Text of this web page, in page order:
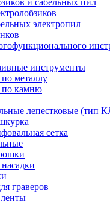
и сабельных пил
электропил
инструменты
металлу
по камню
лепестковые (тип
сетка
граверов